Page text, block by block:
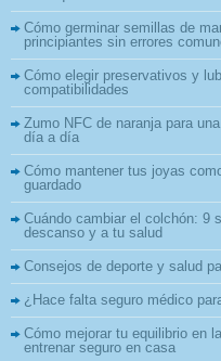
Cómo germinar semillas de
principiantes sin errores
Cómo elegir preservativos y
compatibilidades
Zumo NFC de naranja para
día a día
Cómo mantener tus joyas
guardado
Cuándo cambiar el colchón: 9
descanso y a tu salud
Consejos de deporte y salud
¿Hace falta seguro médico
Cómo mejorar tu equilibrio en
entrenar seguro en casa